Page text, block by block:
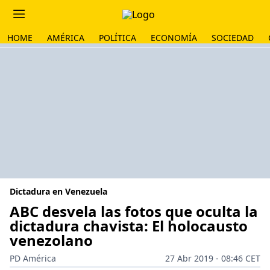
HOME AMÉRICA POLÍTICA ECONOMÍA SOCIEDAD
Dictadura en Venezuela
ABC desvela las fotos que oculta la
dictadura chavista: El holocausto
venezolano
PD América
27 Abr 2019 - 08:46 CET